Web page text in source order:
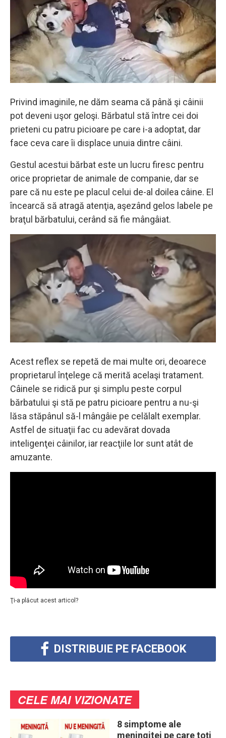
Privind imaginile, ne dăm seama că până şi câinii
pot deveni uşor geloşi. Bărbatul stă între cei doi
prieteni cu patru picioare pe care i-a adoptat, dar
face ceva care îi displace unuia dintre câini.
Gestul acestui bărbat este un lucru firesc pentru
orice proprietar de animale de companie, dar se
pare că nu este pe placul celui de-al doilea câine. El
încearcă să atragă atenţia, aşezând gelos labele pe
braţul bărbatului, cerând să fie mângâiat.
Acest reflex se repetă de mai multe ori, deoarece
proprietarul înţelege că merită acelaşi tratament.
Câinele se ridică pur şi simplu peste corpul
bărbatului şi stă pe patru picioare pentru a nu-şi
lăsa stăpânul să-l mângâie pe celălalt exemplar.
Astfel de situaţii fac cu adevărat dovada
inteligenţei câinilor, iar reacţiile lor sunt atât de
amuzante.
Ţi-a plăcut acest articol?
DISTRIBUIE PE FACEBOOK
CELE MAI VIZIONATE
8 simptome ale
meningitei pe care toţi